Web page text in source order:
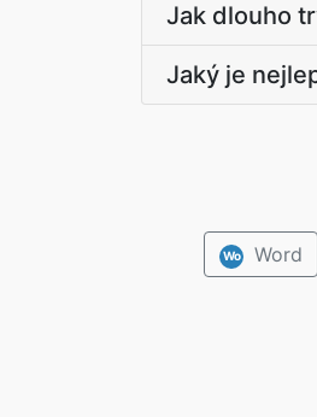
Jak dlouho
Jaký je
Wo Word